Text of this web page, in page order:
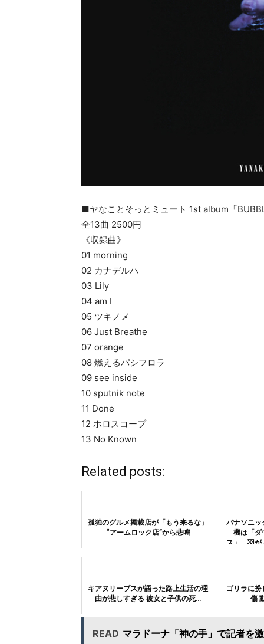
■ヤなことそっとミュート 1st album「
全13曲 2500円
《収録曲》
01 morning
02 カナデルハ
03 Lily
04 am I
05 ツキノメ
06 Just Breathe
07 orange
08 燃えるパシフロラ
09 see inside
10 sputnik note
11 Done
12 ホロスコープ
13 No Known
Related posts:
孤独のグルメ掲載店が「もう来るな」
“アームロック店”から悲鳴
パナソニッ
機は「ダ
ス」 羽が
キアヌリーブスが語った路上生活の理
由が悲しすぎる 彼女と子供の死…
ゴリラに
傷
READ マラドーナ「神の手」で記者を